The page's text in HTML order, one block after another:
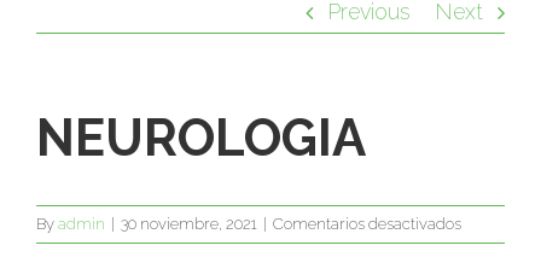
Previous Next
NEUROLOGIA
By admin 30 noviembre, 2021 Comentarios desactivadosen